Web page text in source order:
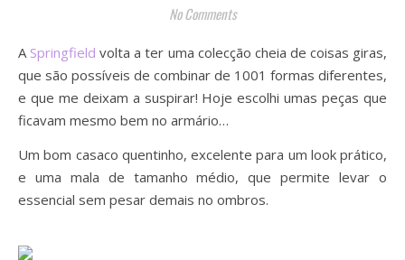
No Comments
A Springfieldvolta a ter uma colecção cheia de coisas giras,
que são possíveis de combinar de 1001 formas diferentes,
e que me deixam a suspirar! Hoje escolhi umas peças que
ficavam mesmo bem no armário…
Um bom casaco quentinho, excelente para um look prático,
e uma mala de tamanho médio, que permite levar o
essencial sem pesar demais no ombros.